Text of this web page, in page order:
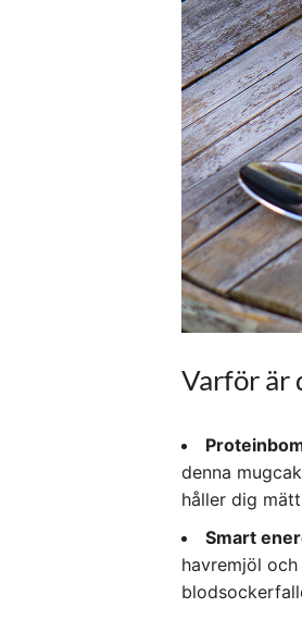
Varför är
denna
håller dig
Smart
havremjöl